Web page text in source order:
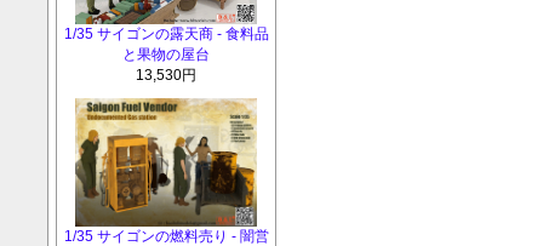
1/35 サイゴンの露天商 - 食料品
と果物の屋台
13,530円
1/35 サイゴンの燃料売り - 闇営